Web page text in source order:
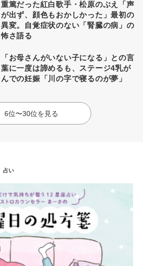
重篤だった紅白歌手・松原のぶえ「声
が出ず、顔色もおかしかった」最初の
異変。自覚症状のない「腎臓の病」の
怖さ語る
「お母さんがいない子になる」との言
葉に一度は諦めるも、ステージ4乳が
んでの妊娠「川の字で寝るのが夢」
6位〜30位を見る
占い